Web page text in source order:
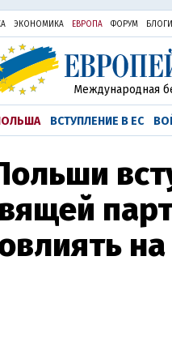
ЭКОНОМИКА ЕВРОПА ФОРУМ БЛОГИ
Международная
ВСТУПЛЕНИЕ В ЕС
на